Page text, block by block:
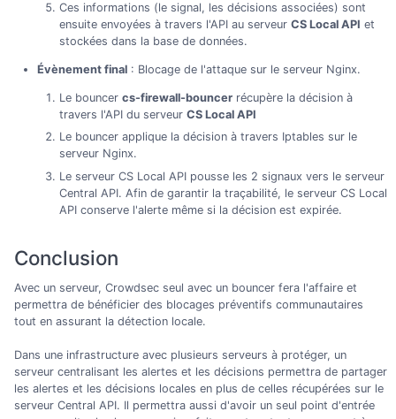
Ces informations (le signal, les décisions associées) sont
ensuite envoyées à travers l'API au serveurCS Local API et
stockées dans la base de données.
Évènement final: Blocage de l'attaque sur le serveur Nginx.
Le bouncercs-firewall-bouncer récupère la décision à
travers l'API du serveurCS Local API
Le bouncer applique la décision à travers Iptables sur le
serveur Nginx.
Le serveur CS Local API pousse les 2 signaux vers le serveur
Central API. Afin de garantir la traçabilité, le serveur CS Local
API conserve l'alerte même si la décision est expirée.
Conclusion
Avec un serveur, Crowdsec seul avec un bouncer fera l'affaire et
permettra de bénéficier des blocages préventifs communautaires
tout en assurant la détection locale.
Dans une infrastructure avec plusieurs serveurs à protéger, un
serveur centralisant les alertes et les décisions permettra de partager
les alertes et les décisions locales en plus de celles récupérées sur le
serveur Central API. Il permettra aussi d'avoir un seul point d'entrée